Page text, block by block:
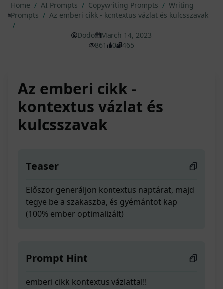
Home / AI Prompts / Copywriting Prompts / Writing
Prompts / Az emberi cikk - kontextus vázlat és kulcsszavak
/
Dodo
March 14, 2023
861
0 465
Az emberi cikk -
kontextus vázlat és
kulcsszavak
Teaser
Először generáljon kontextus naptárat, majd
tegye be a szakaszba, és gyémántot kap
(100% ember optimalizált)
Prompt Hint
emberi cikk kontextus vázlattal!!